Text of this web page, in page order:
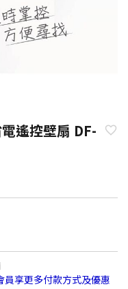
遙控壁扇 DF-
員享更多付款方式及優惠